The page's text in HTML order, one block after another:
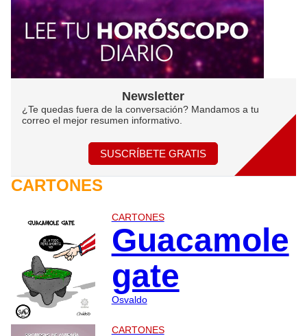
Newsletter
¿Te quedas fuera de la conversación? Mandamos a tu
correo el mejor resumen informativo.
SUSCRÍBETE GRATIS
CARTONES
CARTONES
Guacamole
gate
Osvaldo
CARTONES